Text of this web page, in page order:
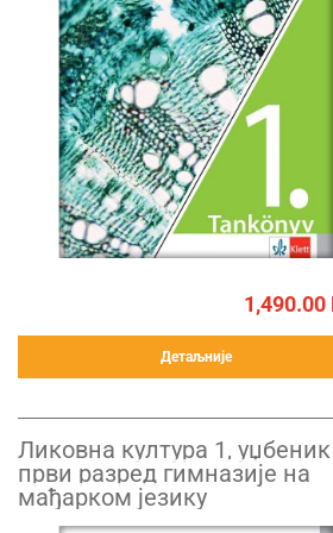
1,490.00
Детаљније
Ликовна култура 1,
први разред гимназије на
мађарком језику